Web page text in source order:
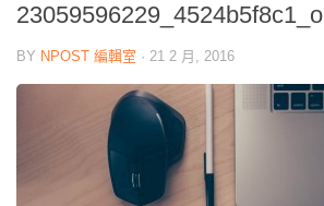
23059596229_4524b5f8c1_o
BY NPOST 編輯室 · 21 2 月, 2016